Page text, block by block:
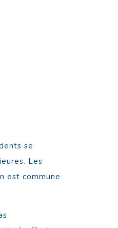
se
Les
est commune